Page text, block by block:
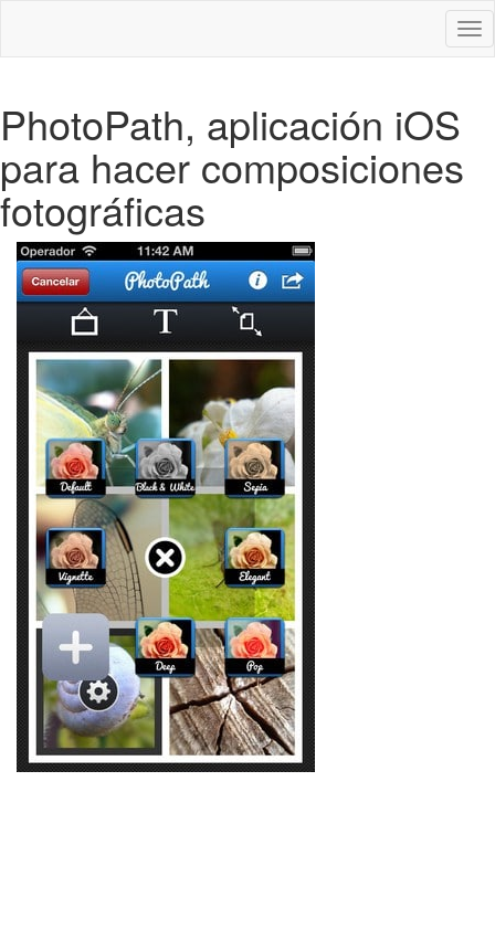
PhotoPath, aplicación iOS
para hacer composiciones
fotográficas